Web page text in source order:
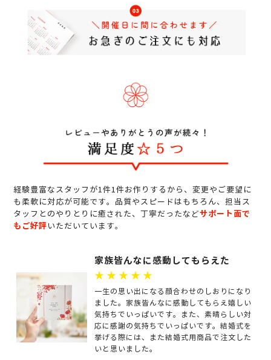
経験豊富なスタッフが1件1件お作りするから、変更やご要望に
も柔軟に対応が可能です。品質やスピードはもちろん、担当ス
タッフとのやりとりに癒された、丁寧だったなどサポート面で
もご好評いただいています。
家族皆んなに感動してもらえた
★★★★★
一生の思い出になる顔合わせのしおりになり
ました。家族皆んなに感動してもらえ嬉しい
気持ちでいっぱいです。また、素晴らしい対
応に感謝の気持ちでいっぱいです。結婚式を
挙げる際には、また結婚式用商品で注文した
いと思いました。